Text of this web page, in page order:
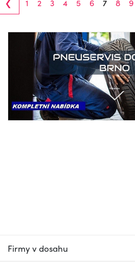
1 2 3 4 5 6 7 8 9
Firmy v dosahu